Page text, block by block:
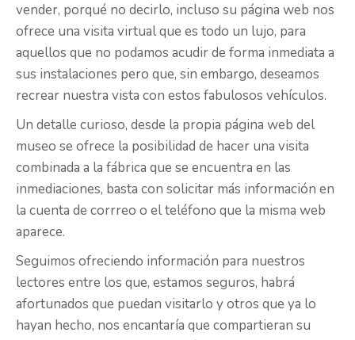
vender, porqué no decirlo, incluso su página web nos
ofrece una visita virtual que es todo un lujo, para
aquellos que no podamos acudir de forma inmediata a
sus instalaciones pero que, sin embargo, deseamos
recrear nuestra vista con estos fabulosos vehículos.
Un detalle curioso, desde la propia página web del
museo se ofrece la posibilidad de hacer una visita
combinada a la fábrica que se encuentra en las
inmediaciones, basta con solicitar más información en
la cuenta de corrreo o el teléfono que la misma web
aparece.
Seguimos ofreciendo información para nuestros
lectores entre los que, estamos seguros, habrá
afortunados que puedan visitarlo y otros que ya lo
hayan hecho, nos encantaría que compartieran su